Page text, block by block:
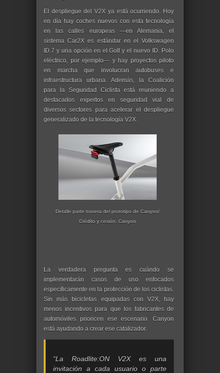
El despliegue del V2X ya está ocurriendo. Hoy
en día hay coches nuevos con esta tecnología
en las calles europeas —en Alemania, el
sistema Car2X es estándar en el Volkswagen
ID.7 y una opción en el Golf y el nuevo ID. Polo
eléctrico, por ejemplo— y hay proyectos piloto
en marcha que involucran autobuses e
infraestructura urbana. Además, la Coalición
para la Seguridad Ciclista está reuniendo a
destacados expertos en seguridad vial de
diversos sectores para acelerar el despliegue
generalizado de la tecnología V2X.
Detalle parte trasera del prototipo de Canyon/
Crédito y cesión: Canyon
La verdadera pregunta es cuándo se
implementarán casos de uso enfocados
específicamente en la protección de los ciclistas.
Sin más bicicletas equipadas con V2X, hay
menos incentivos para que los fabricantes de
automóviles prioricen ese escenario. Canyon
está ayudando a crear ese catalizador.
“La Roadlite:ON V2X es una
invitación a cada usuario o parte